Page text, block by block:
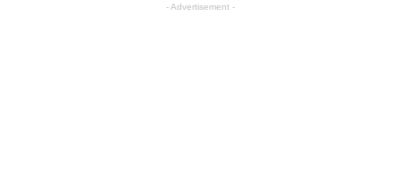
- Advertisement -